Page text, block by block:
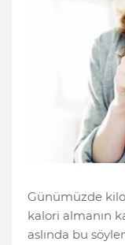
Günümüzde
kalori almanın
aslında bu